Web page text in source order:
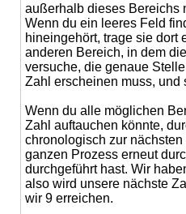
außerhalb dieses Bereichs
Wenn du ein leeres Feld
hineingehört, trage sie dort
anderen Bereich, in dem
versuche, die genaue
Zahl erscheinen muss, und
Wenn du alle möglichen
Zahl auftauchen könnte,
chronologisch zur
ganzen Prozess erneut
durchgeführt hast. Wir
also wird unsere nächste
wir 9 erreichen.